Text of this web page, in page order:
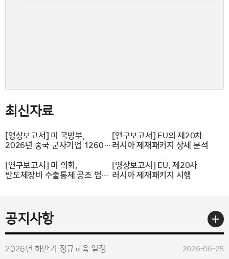
최신자료
[영상보고서] 미 국방부,
2026년 중국 군사기업 1260H
[연구보고서] EU의 제20차
러시아 제재패키지 상세 분석
[연구보고서] 미 의회,
반도체장비 수출통제 공조 법안
[영상보고서] EU, 제20차
러시아 제재패키지 시행
공지사항 더보기
2026년 하반기 정규교육 일정 2026-06-25